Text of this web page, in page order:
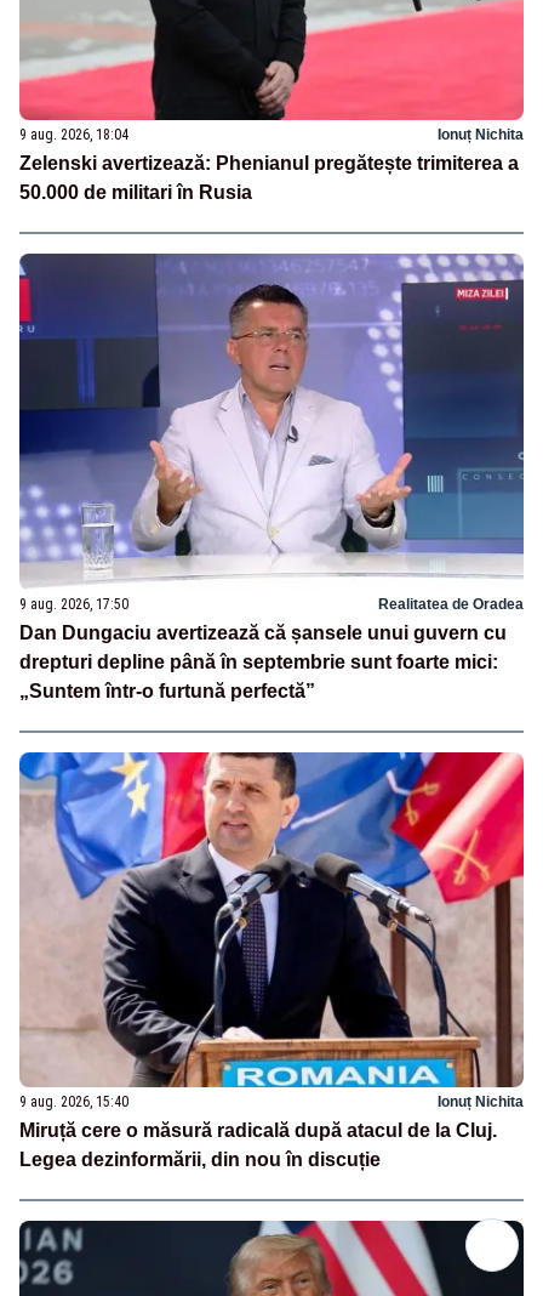
9 aug. 2026, 18:04 Ionuț Nichita
Zelenski avertizează: Phenianul pregătește trimiterea a
50.000 de militari în Rusia
9 aug. 2026, 17:50 Realitatea de Oradea
Dan Dungaciu avertizează că șansele unui guvern cu
drepturi depline până în septembrie sunt foarte mici:
„Suntem într-o furtună perfectă”
9 aug. 2026, 15:40 Ionuț Nichita
Miruță cere o măsură radicală după atacul de la Cluj.
Legea dezinformării, din nou în discuție